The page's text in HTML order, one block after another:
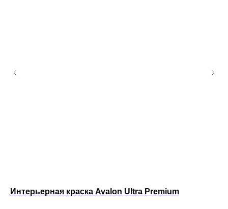
Интерьерная краска Avalon Ultra Premium